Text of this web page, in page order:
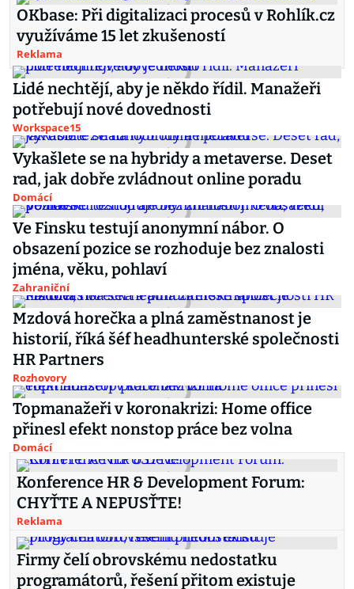
OKbase: Při digitalizaci procesů v Rohlík.cz
využíváme 15 let zkušeností
Reklama
Lidé nechtějí, aby je někdo řídil. Manažeři
potřebují nové dovednosti
Workspace15
Vykašlete se na hybridy a metaverse. Deset
rad, jak dobře zvládnout online poradu
Domácí
Ve Finsku testují anonymní nábor. O
obsazení pozice se rozhoduje bez znalosti
jména, věku, pohlaví
Zahraniční
Mzdová horečka a plná zaměstnanost je
historií, říká šéf headhunterské společnosti
HR Partners
Rozhovory
Topmanažeři v koronakrizi: Home office
přinesl efekt nonstop práce bez volna
Domácí
Konference HR & Development Forum:
CHYŤTE A NEPUSŤTE!
Reklama
Firmy čelí obrovskému nedostatku
programátorů, řešení přitom existuje